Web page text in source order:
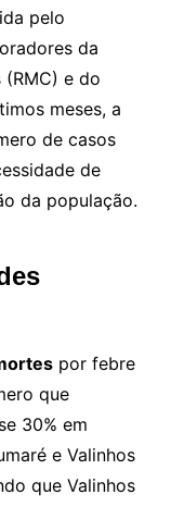
pelo
da
e do
meses, a
de casos
de
da população.
por febre
que
30% em
e Valinhos
que Valinhos